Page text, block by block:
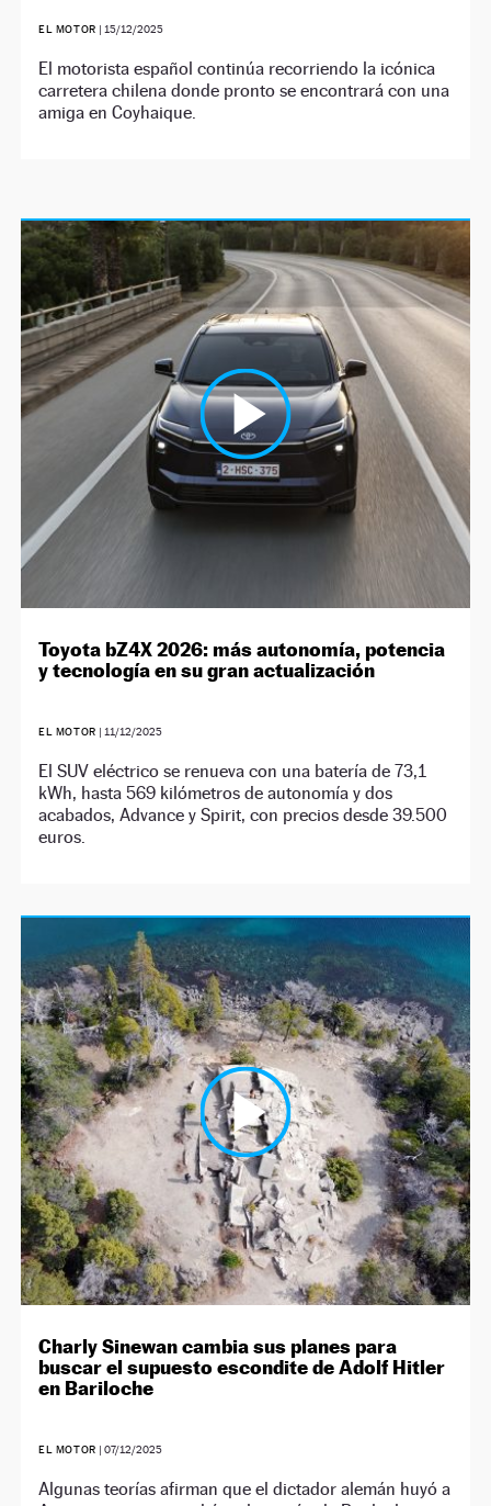
EL MOTOR | 15/12/2025
El motorista español continúa recorriendo la icónica
carretera chilena donde pronto se encontrará con una
amiga en Coyhaique.
Toyota bZ4X 2026: más autonomía, potencia
y tecnología en su gran actualización
EL MOTOR | 11/12/2025
El SUV eléctrico se renueva con una batería de 73,1
kWh, hasta 569 kilómetros de autonomía y dos
acabados, Advance y Spirit, con precios desde 39.500
euros.
Charly Sinewan cambia sus planes para
buscar el supuesto escondite de Adolf Hitler
en Bariloche
EL MOTOR | 07/12/2025
Algunas teorías afirman que el dictador alemán huyó a